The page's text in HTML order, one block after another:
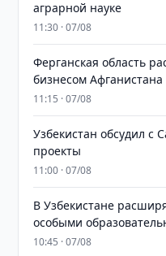
аграрной науке
11:30 · 07/08
Ферганская область
бизнесом Афганистана
11:15 · 07/08
Узбекистан обсудил с
проекты
11:00 · 07/08
В Узбекистане
особыми
10:45 · 07/08